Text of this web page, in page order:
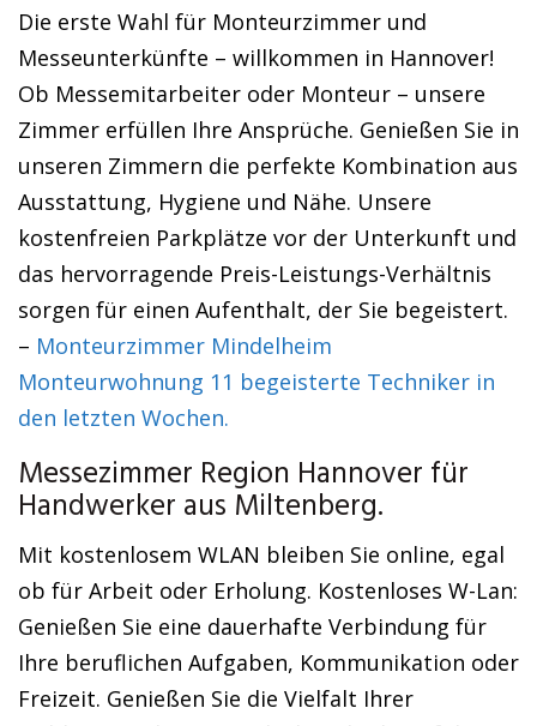
Die erste Wahl für Monteurzimmer und
Messeunterkünfte – willkommen in Hannover!
Ob Messemitarbeiter oder Monteur – unsere
Zimmer erfüllen Ihre Ansprüche. Genießen Sie in
unseren Zimmern die perfekte Kombination aus
Ausstattung, Hygiene und Nähe. Unsere
kostenfreien Parkplätze vor der Unterkunft und
das hervorragende Preis-Leistungs-Verhältnis
sorgen für einen Aufenthalt, der Sie begeistert.
– Monteurzimmer Mindelheim
Monteurwohnung 11 begeisterte Techniker in
den letzten Wochen.
Messezimmer Region Hannover für
Handwerker aus Miltenberg.
Mit kostenlosem WLAN bleiben Sie online, egal
ob für Arbeit oder Erholung. Kostenloses W-Lan:
Genießen Sie eine dauerhafte Verbindung für
Ihre beruflichen Aufgaben, Kommunikation oder
Freizeit. Genießen Sie die Vielfalt Ihrer